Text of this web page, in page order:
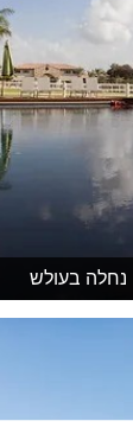
נחלה בעולש